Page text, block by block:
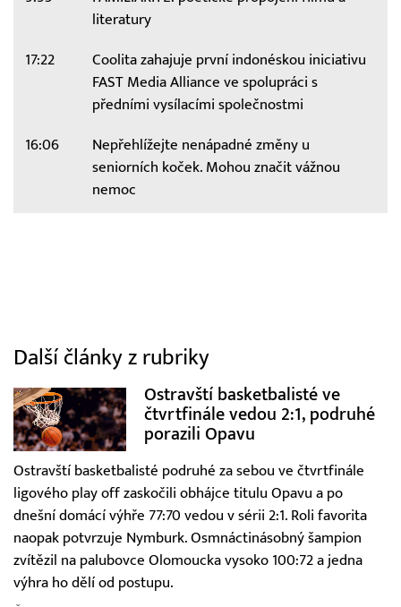
literatury
17:22
Coolita zahajuje první indonéskou iniciativu
FAST Media Alliance ve spolupráci s
předními vysílacími společnostmi
16:06
Nepřehlížejte nenápadné změny u
seniorních koček. Mohou značit vážnou
nemoc
Další články z rubriky
Ostravští basketbalisté ve
čtvrtfinále vedou 2:1, podruhé
porazili Opavu
Ostravští basketbalisté podruhé za sebou ve čtvrtfinále
ligového play off zaskočili obhájce titulu Opavu a po
dnešní domácí výhře 77:70 vedou v sérii 2:1. Roli favorita
naopak potvrzuje Nymburk. Osmnáctinásobný šampion
zvítězil na palubovce Olomoucka vysoko 100:72 a jedna
výhra ho dělí od postupu.